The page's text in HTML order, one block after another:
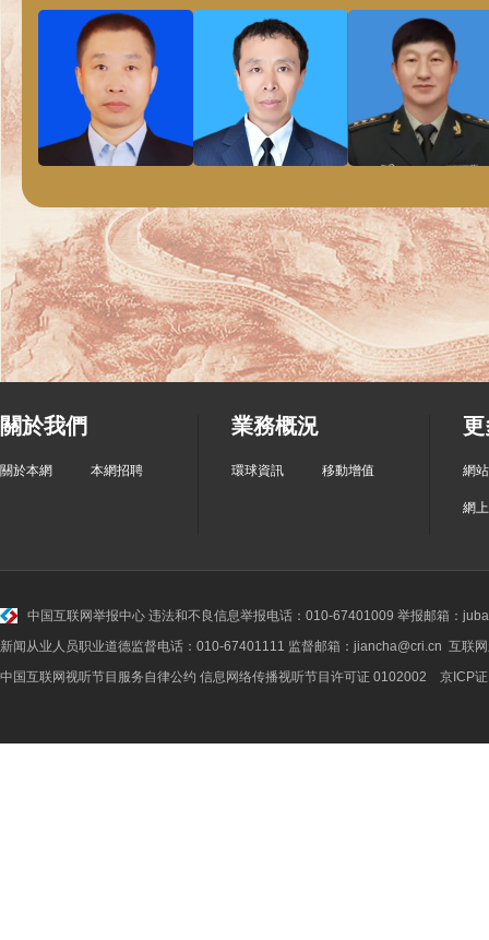
關於我們
關於本網 本網招聘
業務概況
環球資訊 移動增值 網
網
中国互联网举报中心 违法和不良信息举报电话：010-67401009 举报邮箱：
新闻从业人员职业道德监督电话：010-67401111 监督邮箱：jiancha@cri.cn 互联
中国互联网视听节目服务自律公约 信息网络传播视听节目许可证 0102002 京ICP